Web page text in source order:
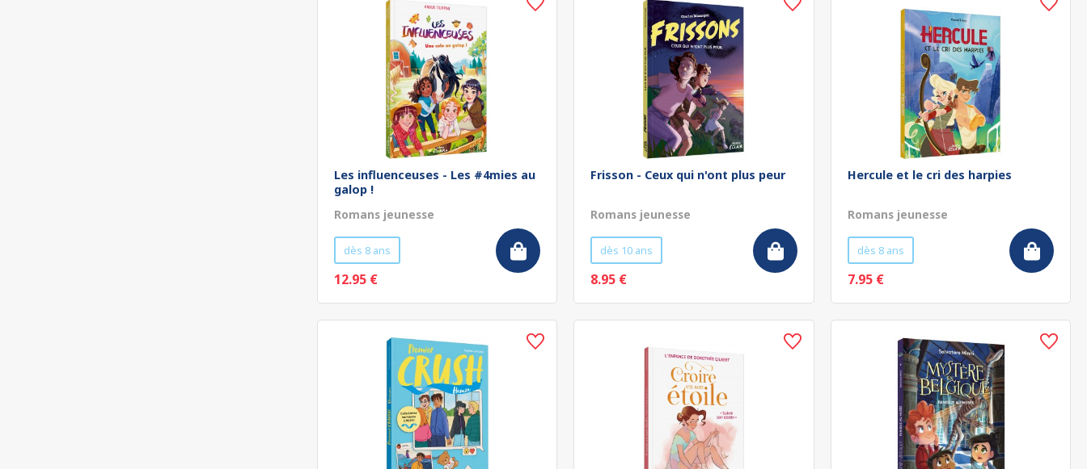
Les influenceuses - Les #4mies au
galop !
Romans jeunesse
dès 8 ans
12.95 €
Frisson - Ceux qui n'ont plus peur
Romans jeunesse
dès 10 ans
8.95 €
Hercule et le cri des harpies
Romans jeunesse
dès 8 ans
7.95 €